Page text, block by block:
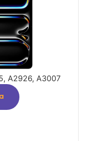
A2926, A3007